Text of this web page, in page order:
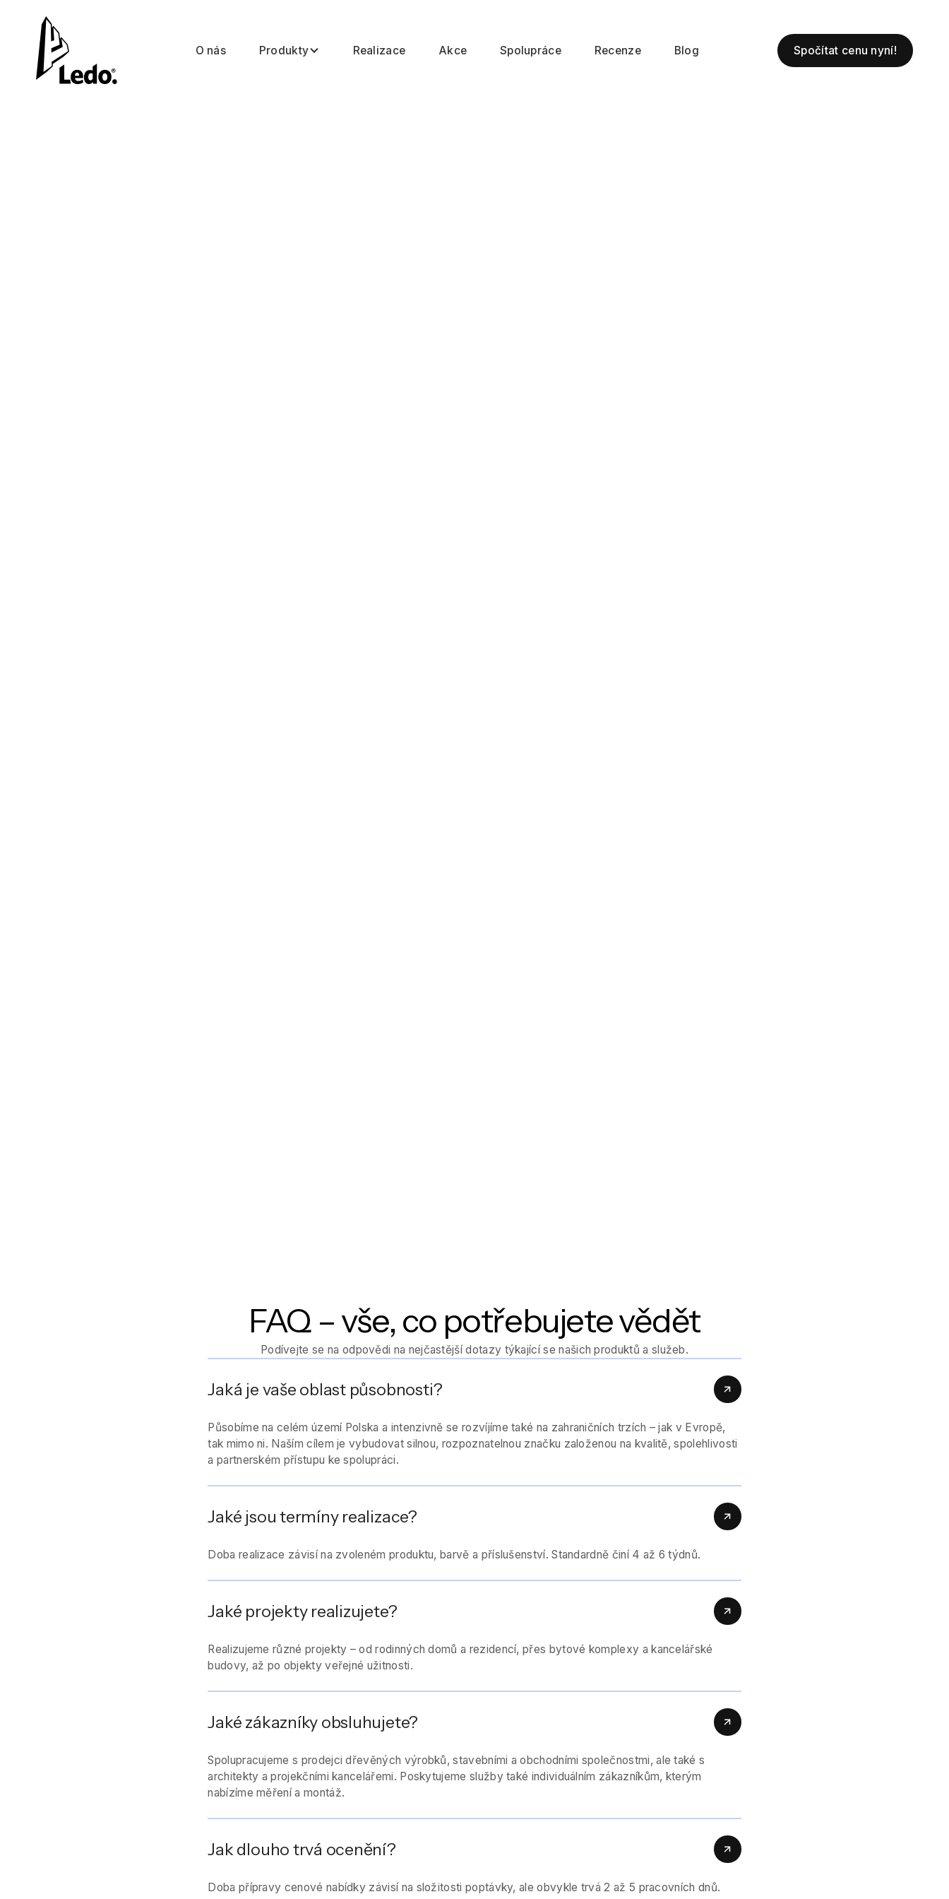
O nás Produkty Realizace Akce Spolupráce Recenze Blog Spočítat cenu nyní!
FAQ – vše, co potřebujete vědět
Podívejte se na odpovědi na nejčastější dotazy týkající se našich produktů a služeb.
Jaká je vaše oblast působnosti?
Působíme na celém území Polska a intenzivně se rozvíjíme také na zahraničních trzích – jak v Evropě,
tak mimo ni. Naším cílem je vybudovat silnou, rozpoznatelnou značku založenou na kvalitě, spolehlivosti
a partnerském přístupu ke spolupráci.
Jaké jsou termíny realizace?
Doba realizace závisí na zvoleném produktu, barvě a příslušenství. Standardně činí 4 až 6 týdnů.
Jaké projekty realizujete?
Realizujeme různé projekty – od rodinných domů a rezidencí, přes bytové komplexy a kancelářské
budovy, až po objekty veřejné užitnosti.
Jaké zákazníky obsluhujete?
Spolupracujeme s prodejci dřevěných výrobků, stavebními a obchodními společnostmi, ale také s
architekty a projekčními kancelářemi. Poskytujeme služby také individuálním zákazníkům, kterým
nabízíme měření a montáž.
Jak dlouho trvá ocenění?
Doba přípravy cenové nabídky závisí na složitosti poptávky, ale obvykle trvá 2 až 5 pracovních dnů.